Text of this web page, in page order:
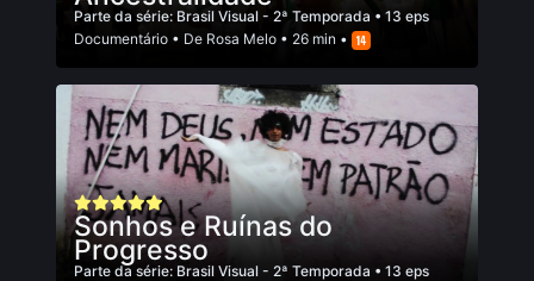
Parte da série: Brasil Visual - 2ª Temporada • 13 eps
Documentário • De Rosa Melo • 26 min •
Sonhos e Ruínas do
Progresso
Parte da série: Brasil Visual - 2ª Temporada • 13 eps